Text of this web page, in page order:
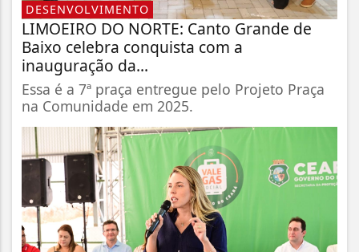
DESENVOLVIMENTO
LIMOEIRO DO NORTE: Canto Grande de
Baixo celebra conquista com a
inauguração da...
Essa é a 7ª praça entregue pelo Projeto Praça
na Comunidade em 2025.